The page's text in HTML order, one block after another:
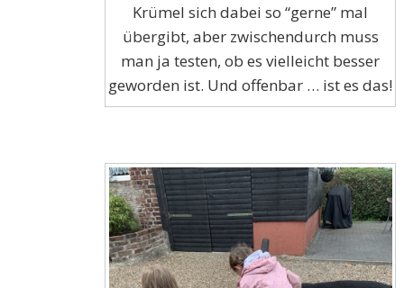
Krümel sich dabei so “gerne” mal
übergibt, aber zwischendurch muss
man ja testen, ob es vielleicht besser
geworden ist. Und offenbar … ist es das!